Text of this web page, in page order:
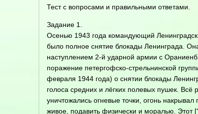
Тест с вопросами и правильными ответами.
Задание 1.
Осенью 1943 года командующий
было полное снятие блокады Ленинграда.
наступлением 2-й ударной армии с
поражение петергофско-стрельнинской
февраля 1944 года) о снятии блокады
голоса средних и лёгких полевых пушек.
уничтожались огневые точки, огонь
живое, подавить физически и моралью. Этот